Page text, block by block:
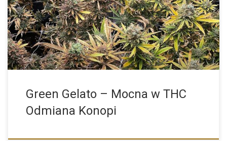
która łączy w sobie dwa popularne szczepy: Thin Mint Cookies i
[…]
Green Gelato – Mocna w THC
Odmiana Konopi